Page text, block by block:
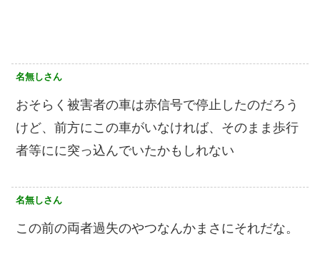
名無しさん
おそらく被害者の車は赤信号で停止したのだろう
けど、前方にこの車がいなければ、そのまま歩行
者等にに突っ込んでいたかもしれない
名無しさん
この前の両者過失のやつなんかまさにそれだな。